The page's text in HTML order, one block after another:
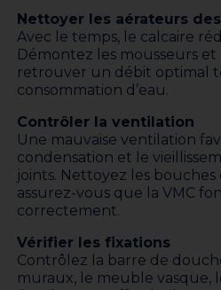
Nettoyer les aérateurs
Avec le temps, le calcaire
Démontez les mousseurs
retrouver un débit optimal
consommation d’eau.
Contrôler la ventilation
Une mauvaise ventilation
condensation et le
joints. Nettoyez les bouches
assurez-vous que la VMC
correctement.
Vérifier les fixations
Contrôlez la barre de
muraux, le meuble vasque,